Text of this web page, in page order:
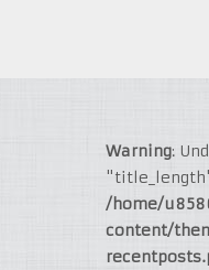
Warning:
/home/
content/